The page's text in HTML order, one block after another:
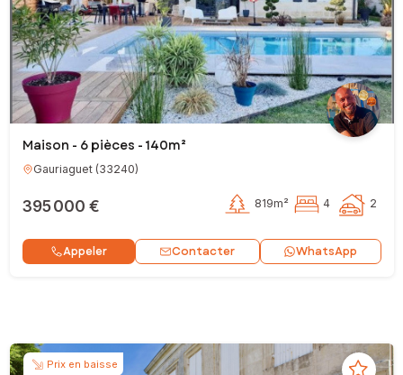
Maison - 6 pièces - 140m²
Gauriaguet(33240)
395 000 € 819m² 4 2
Appeler Contacter WhatsApp
Prix en baisse